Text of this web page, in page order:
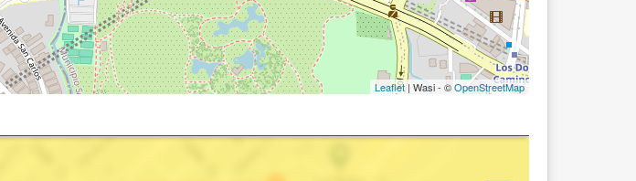
Leaflet| Wasi - ©OpenStreetMap